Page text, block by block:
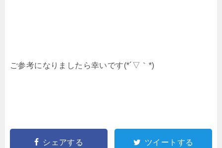
ご参考になりましたら幸いです(*´▽｀*)
シェアする ツイートする